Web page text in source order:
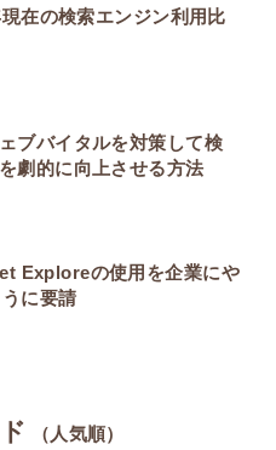
在の検索エンジン利用比
ブバイタルを対策して検
劇的に向上させる方法
Exploreの使用を企業にや
に要請
（人気順）